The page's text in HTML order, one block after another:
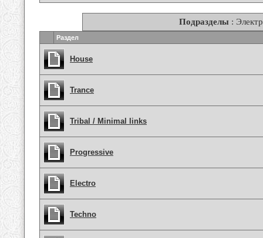
Подразделы :
Раздел
House
Trance
Tribal / Minimal links
Progressive
Electro
Techno